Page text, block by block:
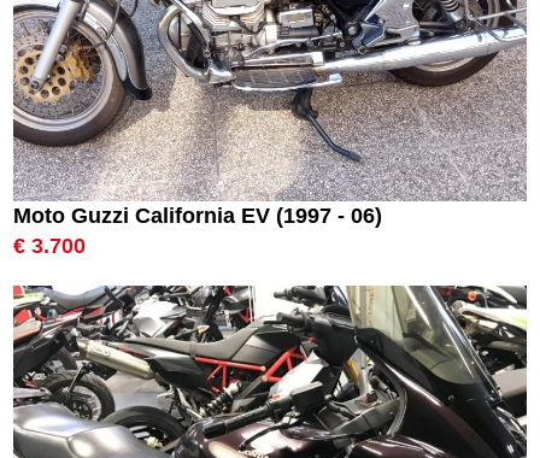
Moto Guzzi California EV (1997 - 06)
€ 3.700